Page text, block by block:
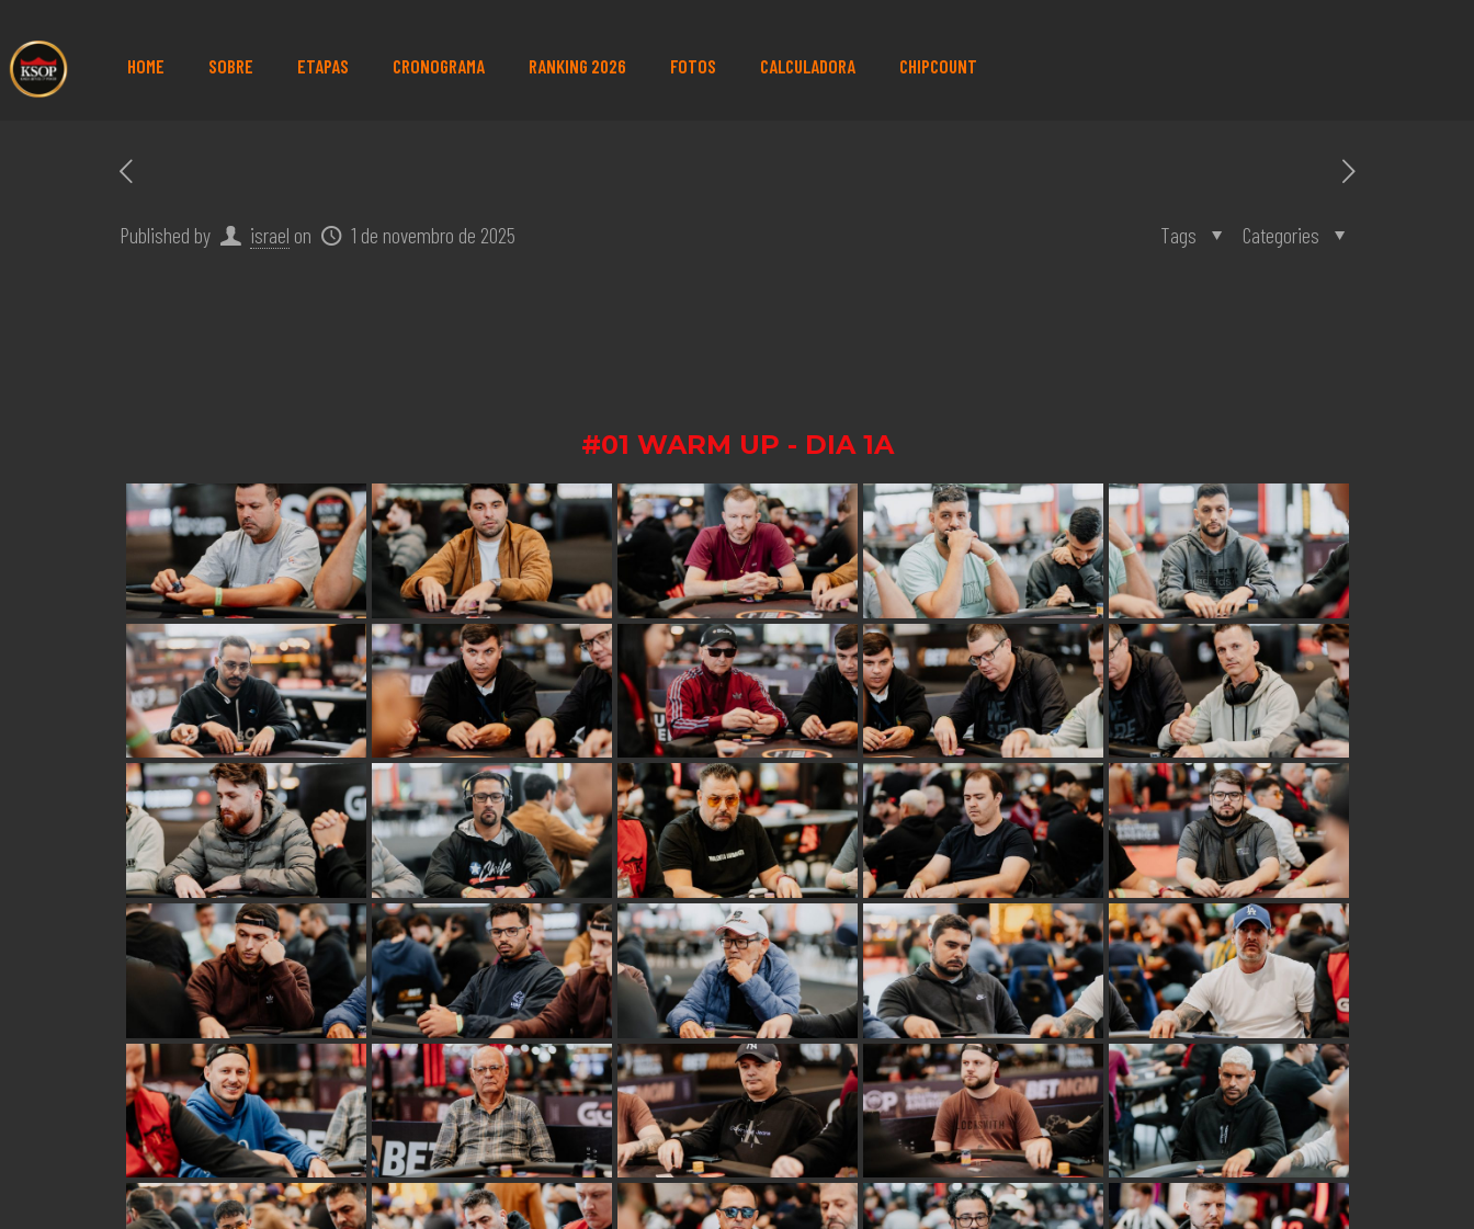
HOME SOBRE ETAPAS CRONOGRAMA RANKING 2026 FOTOS CALCULADORA CHIPCOUNT
Published by israel on 1 de novembro de 2025 Categories
Tags
#01 WARM UP - DIA 1A